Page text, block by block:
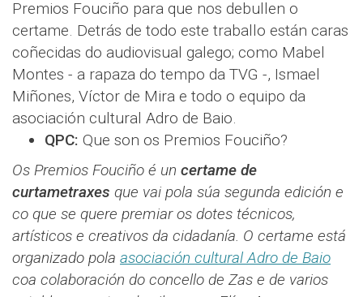
Premios Fouciño para que nos debullen o
certame. Detrás de todo este traballo están caras
coñecidas do audiovisual galego; como Mabel
Montes - a rapaza do tempo da TVG -, Ismael
Miñones, Víctor de Mira e todo o equipo da
asociación cultural Adro de Baio.
QPC: Que son os Premios Fouciño?
Os Premios Fouciño é un certame de
curtametraxes que vai pola súa segunda edición e
co que se quere premiar os dotes técnicos,
artísticos e creativos da cidadanía. O certame está
organizado pola asociación cultural Adro de Baio
coa colaboración do concello de Zas e de varios